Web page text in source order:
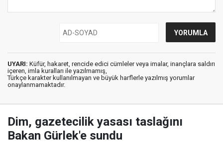
UYARI: Küfür, hakaret, rencide edici cümleler veya imalar, inançlara saldırı
içeren, imla kuralları ile yazılmamış,
Türkçe karakter kullanılmayan ve büyük harflerle yazılmış yorumlar
onaylanmamaktadır.
Dim, gazetecilik yasası taslağını
Bakan Gürlek'e sundu